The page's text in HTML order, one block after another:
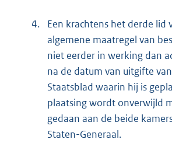
4.
Een krachtens het derde lid
algemene maatregel van
niet eerder in werking dan
na de datum van uitgifte
Staatsblad waarin hij is
plaatsing wordt onverwijld
gedaan aan de beide
Staten-Generaal.